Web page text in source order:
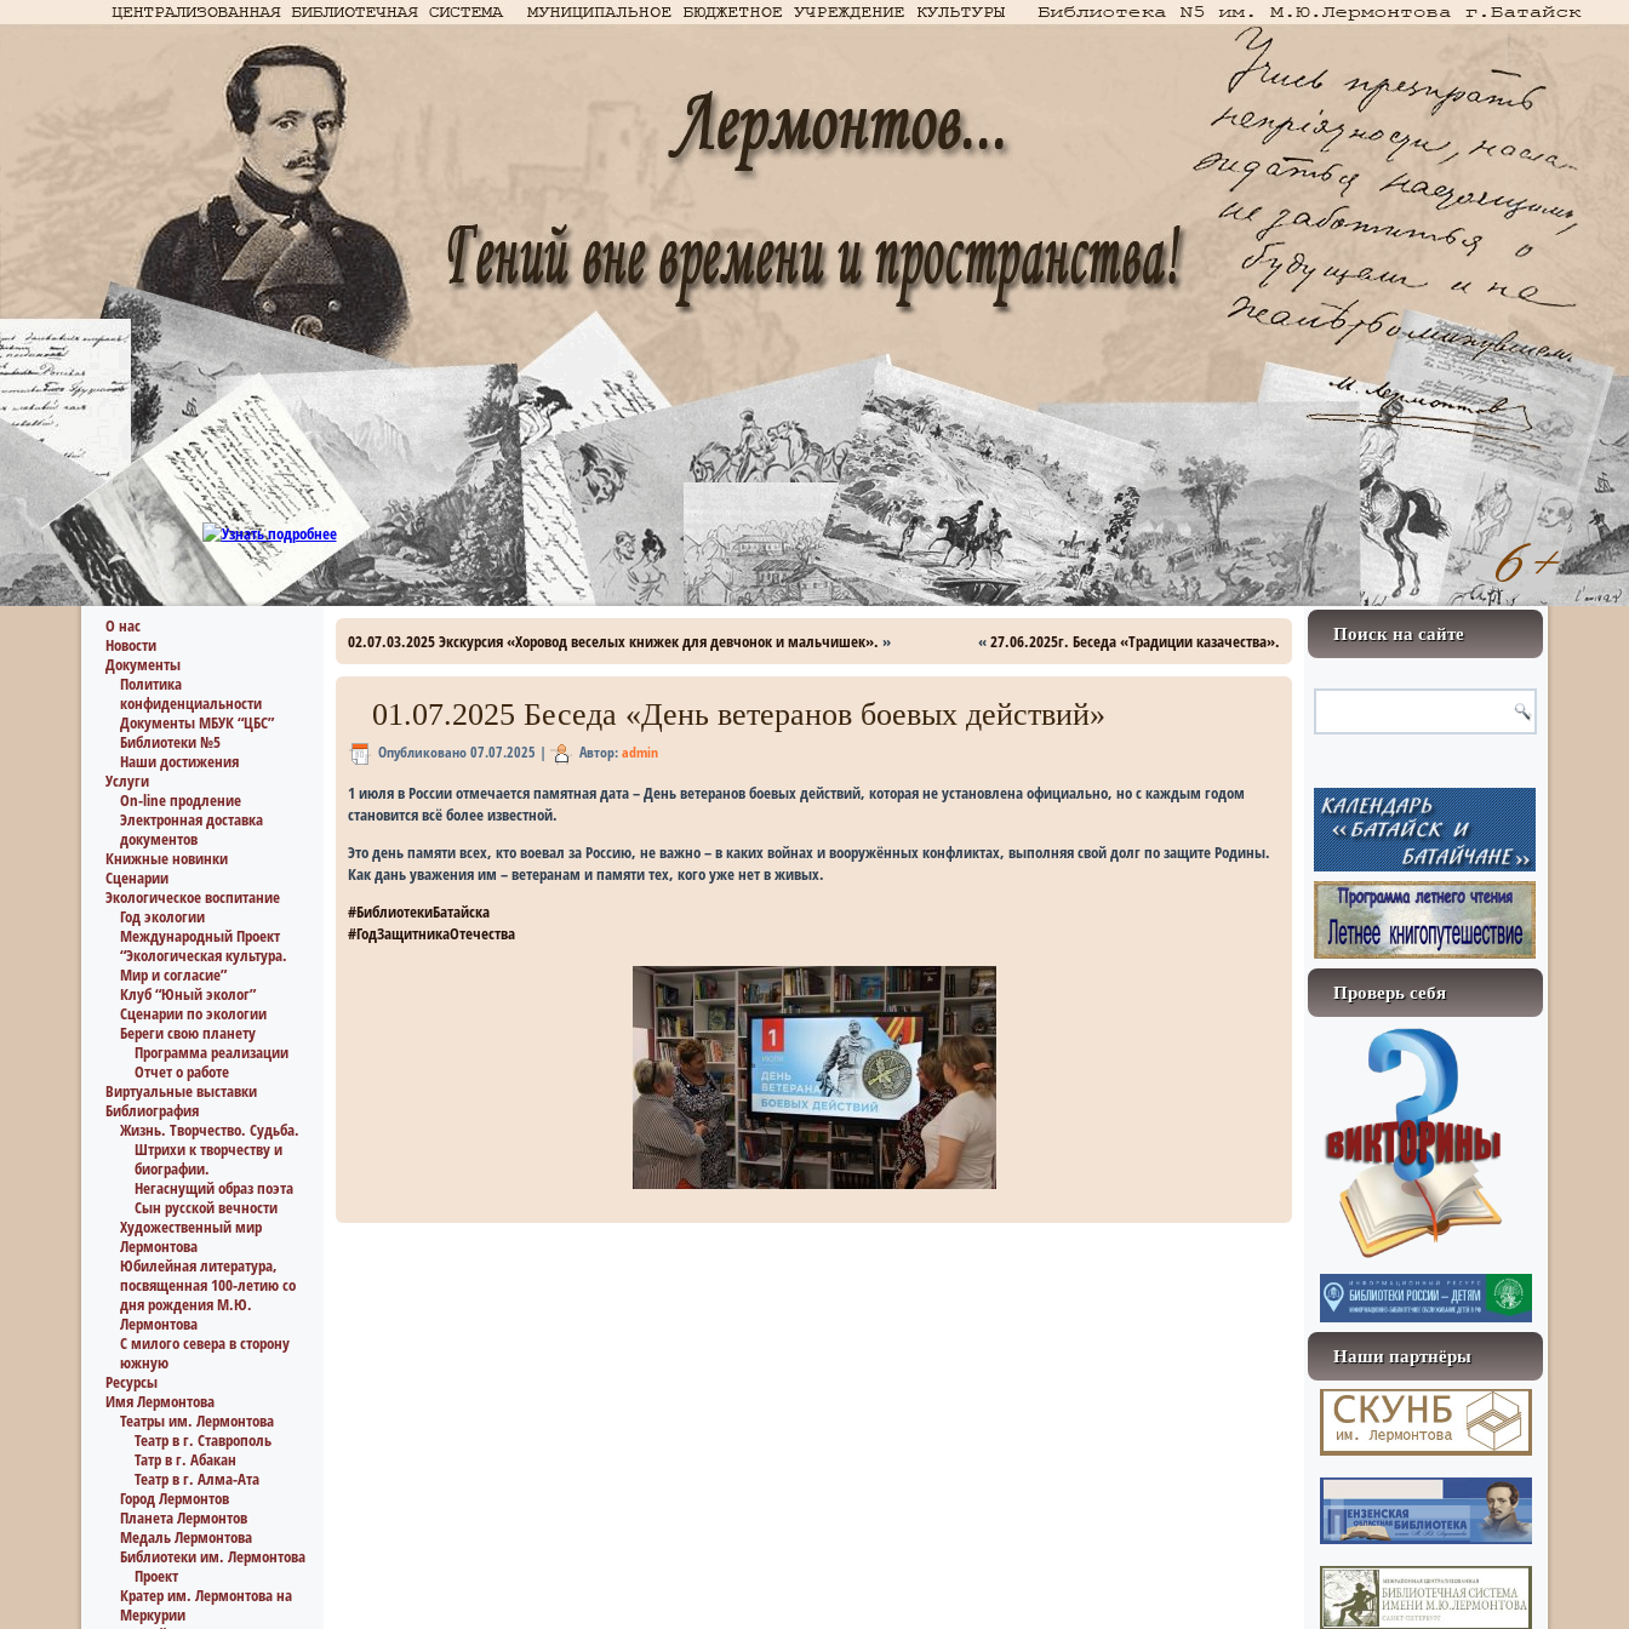
О нас
Новости
Документы
Политика
конфиденциальности
Документы МБУК “ЦБС”
Библиотеки №5
Наши достижения
Услуги
On-line продление
Электронная доставка
документов
Книжные новинки
Сценарии
Экологическое воспитание
Год экологии
Международный Проект
“Экологическая культура.
Мир и согласие”
Клуб “Юный эколог”
Сценарии по экологии
Береги свою планету
Программа реализации
Отчет о работе
Виртуальные выставки
Библиография
Жизнь. Творчество. Судьба.
Штрихи к творчеству и
биографии.
Негаснущий образ поэта
Сын русской вечности
Художественный мир
Лермонтова
Юбилейная литература,
посвященная 100-летию со
дня рождения М.Ю.
Лермонтова
С милого севера в сторону
южную
Ресурсы
Имя Лермонтова
Театры им. Лермонтова
Театр в г. Ставрополь
Татр в г. Абакан
Театр в г. Алма-Ата
Город Лермонтов
Планета Лермонтов
Медаль Лермонтова
Библиотеки им. Лермонтова
Проект
Кратер им. Лермонтова на
Меркурии
02.07.03.2025 Экскурсия «Хоровод веселых книжек для девчонок и мальчишек». » «27.06.2025г. Беседа «Традиции казачества».
01.07.2025 Беседа «День ветеранов боевых действий»
Опубликовано07.07.2025 | Автор:admin
1 июля в России отмечается памятная дата – День ветеранов боевых действий, которая не установлена официально, но с каждым годом
становится всё более известной.
Это день памяти всех, кто воевал за Россию, не важно – в каких войнах и вооружённых конфликтах, выполняя свой долг по защите Родины.
Как дань уважения им – ветеранам и памяти тех, кого уже нет в живых.
#БиблиотекиБатайска
#ГодЗащитникаОтечества
Поиск на сайте
Проверь себя
Наши партнёры